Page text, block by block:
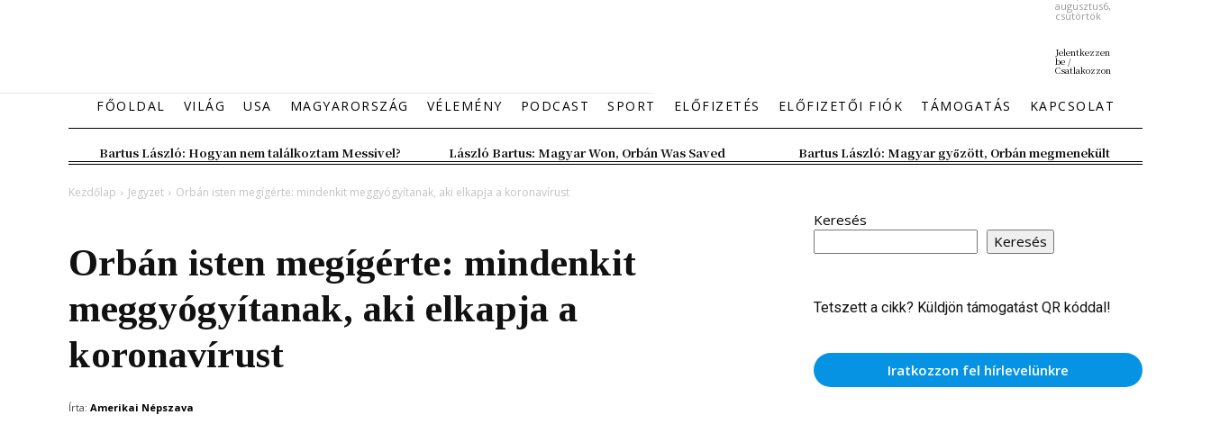
augusztus6,
csütörtök
Jelentkezzen
be /
Csatlakozzon
FŐOLDAL VILÁG USA MAGYARORSZÁG VÉLEMÉNY PODCAST SPORT ELŐFIZETÉS ELŐFIZETŐI FIÓK TÁMOGATÁS KAPCSOLAT
Bartus László: Hogyan nem találkoztam Messivel? László Bartus: Magyar Won, Orbán Was Saved Bartus László: Magyar győzött, Orbán megmenekült
Kezdőlap Jegyzet Orbán isten megígérte: mindenkit meggyógyítanak, aki elkapja a koronavírust
Orbán isten megígérte: mindenkit
meggyógyítanak, aki elkapja a
koronavírust
Írta: Amerikai Népszava
Keresés
Keresés
Tetszett a cikk? Küldjön támogatást QR kóddal!
Iratkozzon fel hírlevelünkre